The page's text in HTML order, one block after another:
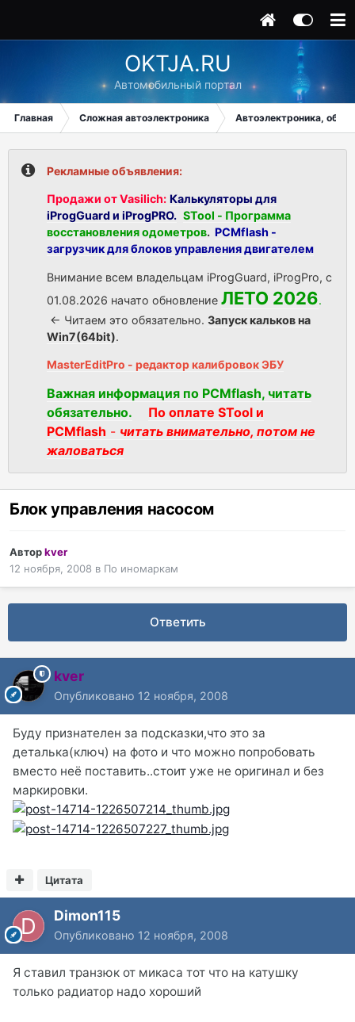
OKTJA.RU
Автомобильный портал
Главная Сложная автоэлектроника Автоэлектроника,
Рекламные объявления:
Продажи от Vasilich: Калькуляторы для
iProgGuard и iProgPRO. STool - Программа
восстановления одометров. PCMflash -
загрузчик для блоков управления двигателем
Внимание всем владельцам iProgGuard, iProgPro, с
01.08.2026 начато обновление ЛЕТО 2026.
<- Читаем это обязательно. Запуск кальков на
Win7(64bit).
MasterEditPro - редактор калибровок ЭБУ
Важная информация по PCMflash, читать
обязательно.
По оплате STool и
PCMflash - читать внимательно, потом не
жаловаться
Блок управления насосом
Авторkver
12 ноября, 2008 в По иномаркам
Ответить
kver
Опубликовано 12 ноября, 2008
Буду признателен за подсказки,что это за
деталька(ключ) на фото и что можно попробовать
вместо неё поставить..стоит уже не оригинал и без
маркировки.
Цитата
Dimon115
Опубликовано 12 ноября, 2008
Я ставил транзюк от микаса тот что на катушку
только радиатор надо хороший